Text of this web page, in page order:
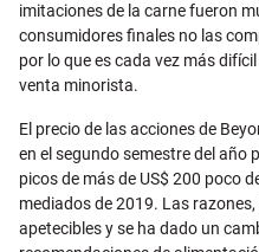
imitaciones de la carne fueron
consumidores finales no las
por lo que es cada vez más
venta minorista.
El precio de las acciones de
en el segundo semestre del año
picos de más de US$ 200 poco
mediados de 2019. Las
apetecibles y se ha dado un